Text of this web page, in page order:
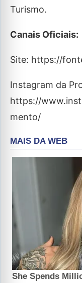
Turismo.
Canais Oficiais:
Site: https://
Instagram da
https://
mento/